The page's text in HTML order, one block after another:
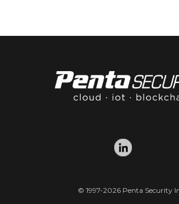
© 1997-2026 Penta Security